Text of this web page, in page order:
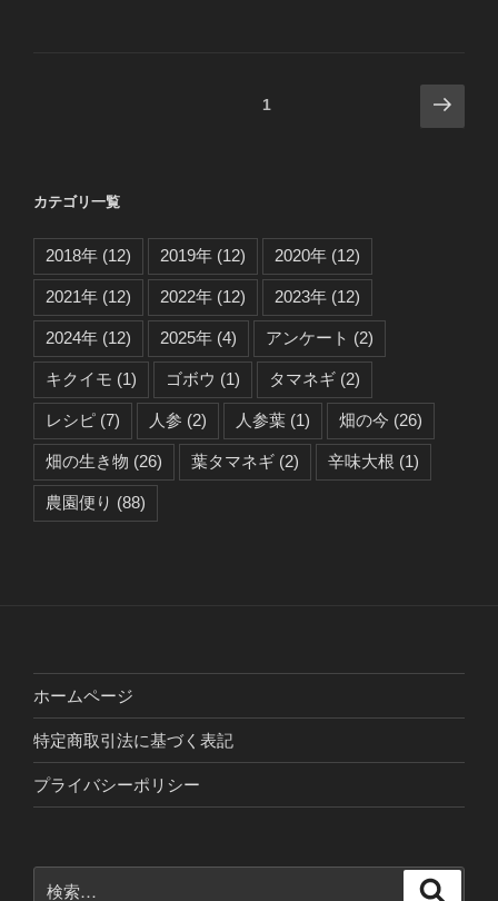
ペ
ジ
送
り
1
次
の
カテゴリ一覧
2018年 (12) 2019年 (12) 2020年 (12)
2021年 (12) 2022年 (12) 2023年 (12)
2024年 (12) 2025年 (4) アンケート (2)
キクイモ (1) ゴボウ (1) タマネギ (2)
レシピ (7) 人参 (2) 人参葉 (1) 畑の今 (26)
畑の生き物 (26) 葉タマネギ (2) 辛味大根 (1)
農園便り (88)
ホームページ
特定商取引法に基づく表記
プライバシーポリシー